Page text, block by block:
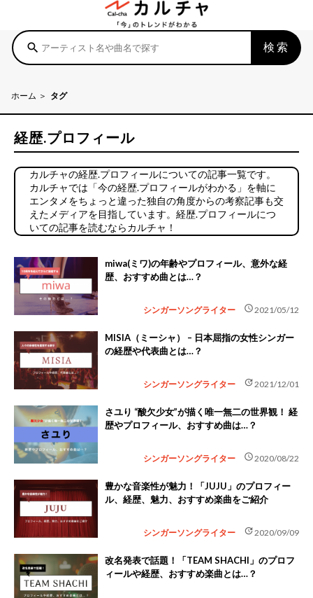
search 検索
ホーム タグ
経歴.プロフィール
カルチャの経歴.プロフィールについての記事一覧です。
カルチャでは「今の経歴.プロフィールがわかる」を軸に
エンタメをちょっと違った独自の角度からの考察記事も交
えたメディアを目指しています。経歴.プロフィールにつ
いての記事を読むならカルチャ！
miwa(ミワ)の年齢やプロフィール、意外な経
歴、おすすめ曲とは…？
シンガーソングライター schedule2021/05/12
MISIA（ミーシャ） – 日本屈指の女性シンガー
の経歴や代表曲とは…？
シンガーソングライター update2021/12/01
さユり “酸欠少女”が描く唯一無二の世界観！ 経
歴やプロフィール、おすすめ曲は…？
シンガーソングライター schedule2020/08/22
豊かな音楽性が魅力！「JUJU」のプロフィー
ル、経歴、魅力、おすすめ楽曲をご紹介
シンガーソングライター update2020/09/09
改名発表で話題！「TEAM SHACHI」のプロフ
ィールや経歴、おすすめ楽曲とは…？